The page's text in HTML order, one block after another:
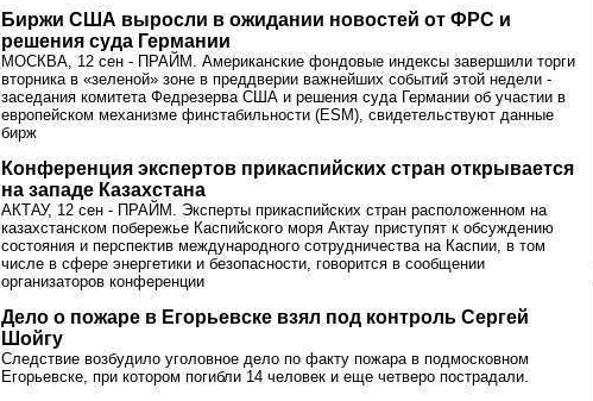
Биржи США выросли в ожидании новостей от ФРС и
решения суда Германии
МОСКВА, 12 сен - ПРАЙМ. Американские фондовые индексы завершили торги
вторника в «зеленой» зоне в преддверии важнейших событий этой недели -
заседания комитета Федрезерва США и решения суда Германии об участии в
европейском механизме финстабильности (ESM), свидетельствуют данные
бирж
Конференция экспертов прикаспийских стран открывается
на западе Казахстана
АКТАУ, 12 сен - ПРАЙМ. Эксперты прикаспийских стран расположенном на
казахстанском побережье Каспийского моря Актау приступят к обсуждению
состояния и перспектив международного сотрудничества на Каспии, в том
числе в сфере энергетики и безопасности, говорится в сообщении
организаторов конференции
Дело о пожаре в Егорьевске взял под контроль Сергей
Шойгу
Следствие возбудило уголовное дело по факту пожара в подмосковном
Егорьевске, при котором погибли 14 человек и еще четверо пострадали.